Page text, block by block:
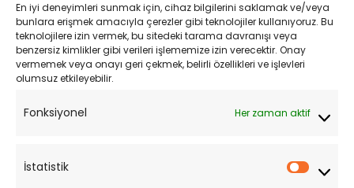
En iyi deneyimleri sunmak için, cihaz bilgilerini saklamak ve/veya
bunlara erişmek amacıyla çerezler gibi teknolojiler kullanıyoruz. Bu
teknolojilere izin vermek, bu sitedeki tarama davranışı veya
benzersiz kimlikler gibi verileri işlememize izin verecektir. Onay
vermemek veya onayı geri çekmek, belirli özellikleri ve işlevleri
olumsuz etkileyebilir.
Fonksiyonel Her zaman aktif
İstatistik
YARDIM
Müşteri Hizmetleri
Sipariş Takibi